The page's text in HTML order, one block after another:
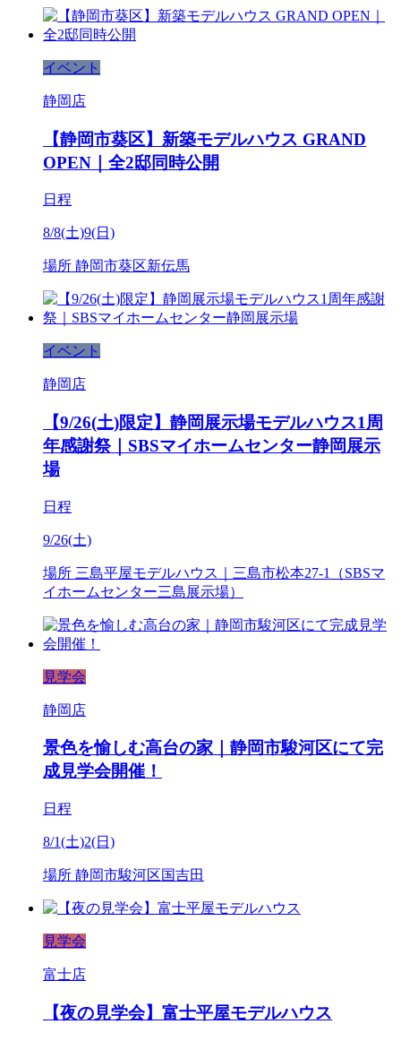
イベント
静岡店
【静岡市葵区】新築モデルハウス GRAND
OPEN｜全2邸同時公開
日程
8/8(土)9(日)
場所 静岡市葵区新伝馬
イベント
静岡店
【9/26(土)限定】静岡展示場モデルハウス1周
年感謝祭｜SBSマイホームセンター静岡展示
場
日程
9/26(土)
場所 三島平屋モデルハウス｜三島市松本27-1（SBSマ
イホームセンター三島展示場）
見学会
静岡店
景色を愉しむ高台の家｜静岡市駿河区にて完
成見学会開催！
日程
8/1(土)2(日)
場所 静岡市駿河区国吉田
見学会
富士店
【夜の見学会】富士平屋モデルハウス